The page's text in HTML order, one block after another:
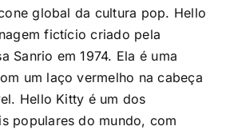
global da cultura pop. Hello
fictício criado pela
Sanrio em 1974. Ela é uma
um laço vermelho na cabeça
Hello Kitty é um dos
populares do mundo, com